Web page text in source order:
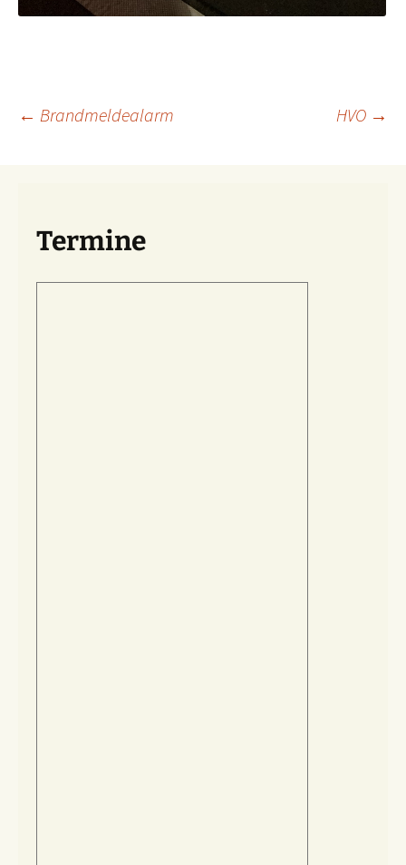
Beitragsnavigation
← Brandmeldealarm HVO →
Termine